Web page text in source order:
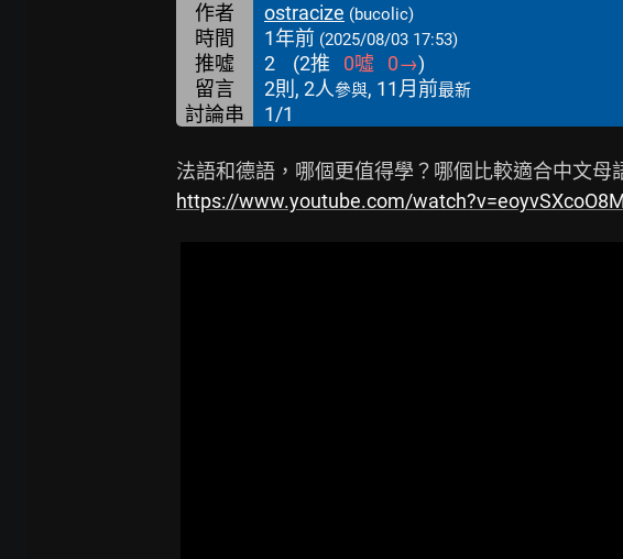
作者 ostracize (bucolic)
時間 1年前 (2025/08/03 17:53)
推噓 2 (2推 0噓 0→)
留言
2則, 2人參與, 11月前最新
討論串 1/1
https://www.youtube.com/